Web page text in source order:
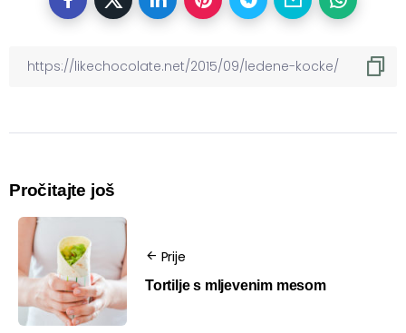
Pročitajte još
Prije
Tortilje s mljevenim mesom